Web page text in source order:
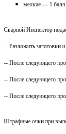
мелкие — 1 балл.
Сварной Инспектор
-- Разложить заготовки
-- После следующего
-- После следующего
-- После следующего
Штрафные очки при